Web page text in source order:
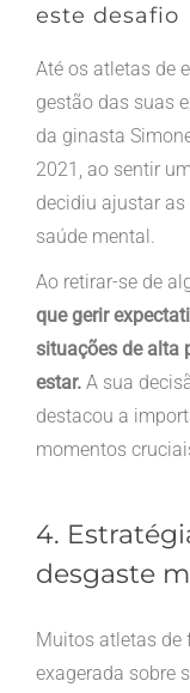
este desafio
Até os atletas de
gestão das suas
da ginasta
2021, ao sentir
decidiu ajustar
saúde mental.
Ao retirar-se de
que gerir
situações de alta
estar.A sua
destacou a
momentos
4.
desgaste
Muitos atletas de
exagerada sobre